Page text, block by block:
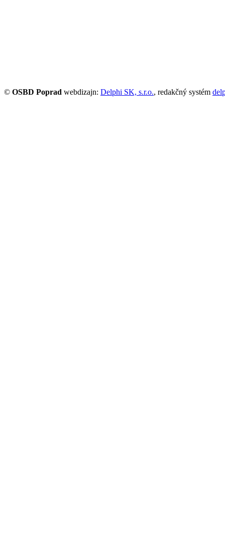
© OSBD Poprad webdizajn: Delphi SK, s.r.o., redakčný systém